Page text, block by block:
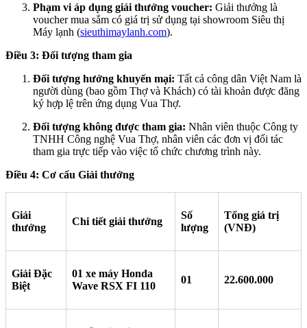
Phạm vi áp dụng giải thưởng voucher: Giải thưởng là
voucher mua sắm có giá trị sử dụng tại showroom Siêu thị
Máy lạnh (sieuthimaylanh.com).
Điều 3: Đối tượng tham gia
Đối tượng hưởng khuyến mại: Tất cả công dân Việt Nam là
người dùng (bao gồm Thợ và Khách) có tài khoản được đăng
ký hợp lệ trên ứng dụng Vua Thợ.
Đối tượng không được tham gia: Nhân viên thuộc Công ty
TNHH Công nghệ Vua Thợ, nhân viên các đơn vị đối tác
tham gia trực tiếp vào việc tổ chức chương trình này.
Điều 4: Cơ cấu Giải thưởng
Giải
thưởng
Chi tiết giải thưởng
Số
lượng
Tổng giá trị
(VNĐ)
Giải Đặc
Biệt
01 xe máy Honda
Wave RSX FI 110
01 22.600.000